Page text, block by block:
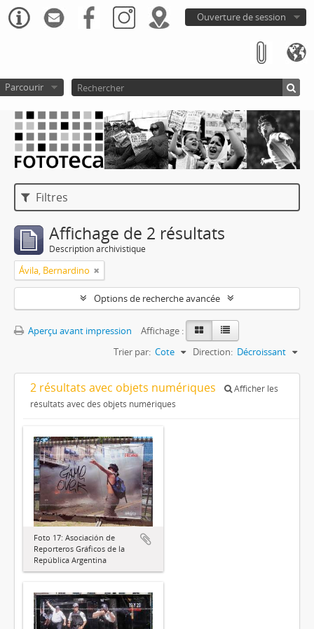
Ouverture de session
Parcourir
Filtres
Affichage de 2 résultats
Description archivistique
Ávila, Bernardino
Options de recherche avancée
Aperçu avant impression
Affichage :
Trier par: Cote Direction: Décroissant
2 résultats avec objets numériques
Afficher les
résultats avec des objets numériques
Foto 17: Asociación de
Reporteros Gráficos de la
República Argentina